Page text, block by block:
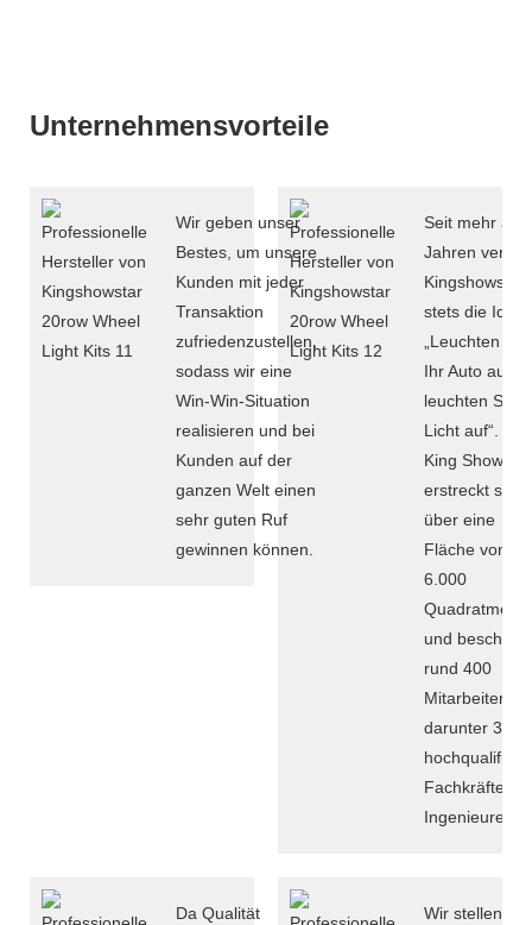
Unternehmensvorteile
Wir geben unser
Bestes, um unsere
Kunden mit jeder
Transaktion
zufriedenzustellen,
sodass wir eine
Win-Win-Situation
realisieren und bei
Kunden auf der
ganzen Welt einen
sehr guten Ruf
gewinnen können.
Seit mehr als
Jahren
Kingshowstar
stets die Idee
„Leuchten Sie
Ihr Auto auf,
leuchten Sie
Licht auf“. Die
King Show
erstreckt sich
über eine
Fläche von
6.000
und
rund 400
Mitarbeiter,
darunter 30
Fachkräfte
Ingenieure.
Da Qualität
Wir stellen